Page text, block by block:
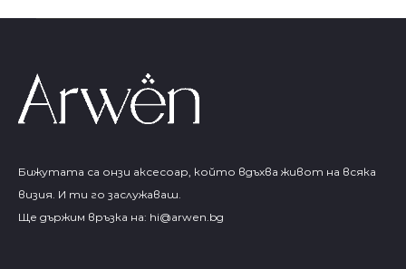
Бижутата са онзи аксесоар, който вдъхва живот на всяка
визия. И ти го заслужаваш.
Ще държим връзка на: hi@arwen.bg